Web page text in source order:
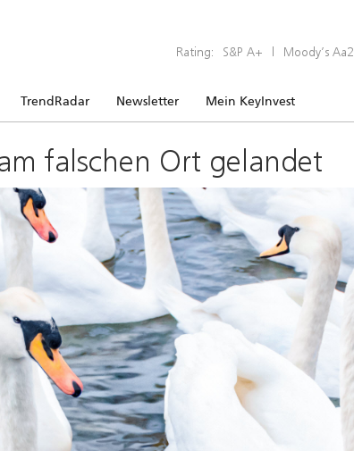
Rating: S&P A+ | Moody’s Aa2
TrendRadar Newsletter Mein KeyInvest
falschen Ort gelandet